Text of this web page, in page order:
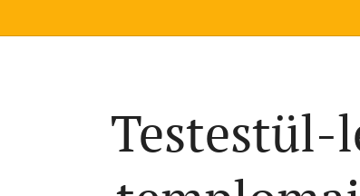
Testestül-